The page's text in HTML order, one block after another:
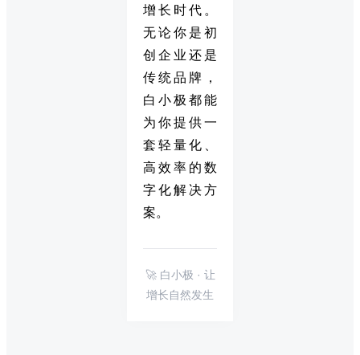
增长时代。
无论你是初
创企业还是
传统品牌，
白小极都能
为你提供一
套轻量化、
高效率的数
字化解决方
案。
🚀 白小极 · 让
增长自然发生